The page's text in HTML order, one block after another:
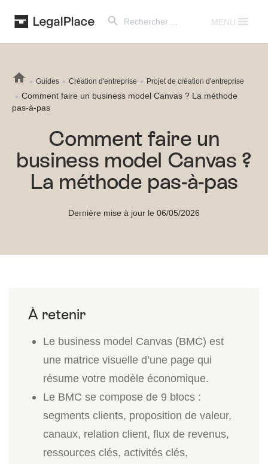
for:
MENU
Guides Création d'entreprise Projet de création d'entreprise
Comment faire un business model Canvas ? La méthode
pas-à-pas
Comment faire un
business model Canvas ?
La méthode pas-à-pas
Dernière mise à jour le 06/05/2026
Le business model Canvas (BMC) est
une matrice visuelle d’une page qui
résume votre modèle économique.
Le BMC se compose de 9 blocs :
segments clients, proposition de valeur,
canaux, relation client, flux de revenus,
ressources clés, activités clés,